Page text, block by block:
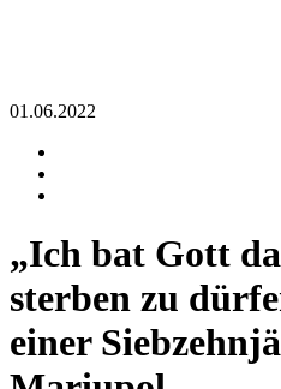
01.06.2022
„Ich bat Gott
sterben zu
einer